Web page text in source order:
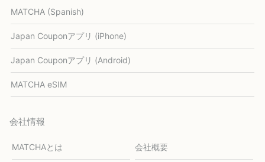
MATCHA (Spanish)
Japan Couponアプリ (iPhone)
Japan Couponアプリ (Android)
MATCHA eSIM
会社情報
MATCHAとは 会社概要